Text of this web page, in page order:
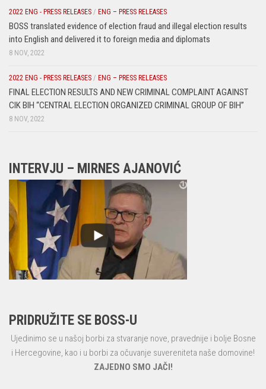
2022 ENG - PRESS RELEASES / ENG – PRESS RELEASES
BOSS translated evidence of election fraud and illegal election results
into English and delivered it to foreign media and diplomats
8 NOV, 2022
2022 ENG - PRESS RELEASES / ENG – PRESS RELEASES
FINAL ELECTION RESULTS AND NEW CRIMINAL COMPLAINT AGAINST
CIK BIH “CENTRAL ELECTION ORGANIZED CRIMINAL GROUP OF BIH”
8 NOV, 2022
INTERVJU – MIRNES AJANOVIĆ
PRIDRUŽITE SE BOSS-U
Ujedinimo se u našoj borbi za stvaranje nove, pravednije i bolje Bosne
i Hercegovine, kao i u borbi za očuvanje suvereniteta naše domovine!
ZAJEDNO SMO JAČI!